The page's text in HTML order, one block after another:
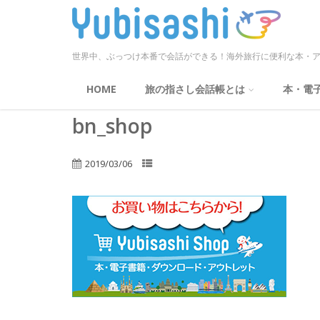
世界中、ぶっつけ本番で会話ができる！海外旅行に便利な本・
HOME 旅の指さし会話帳とは 本・電
bn_shop
2019/03/06